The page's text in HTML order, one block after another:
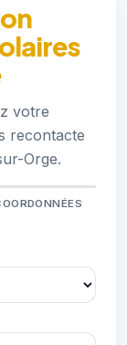
votre
recontacte
Orge.